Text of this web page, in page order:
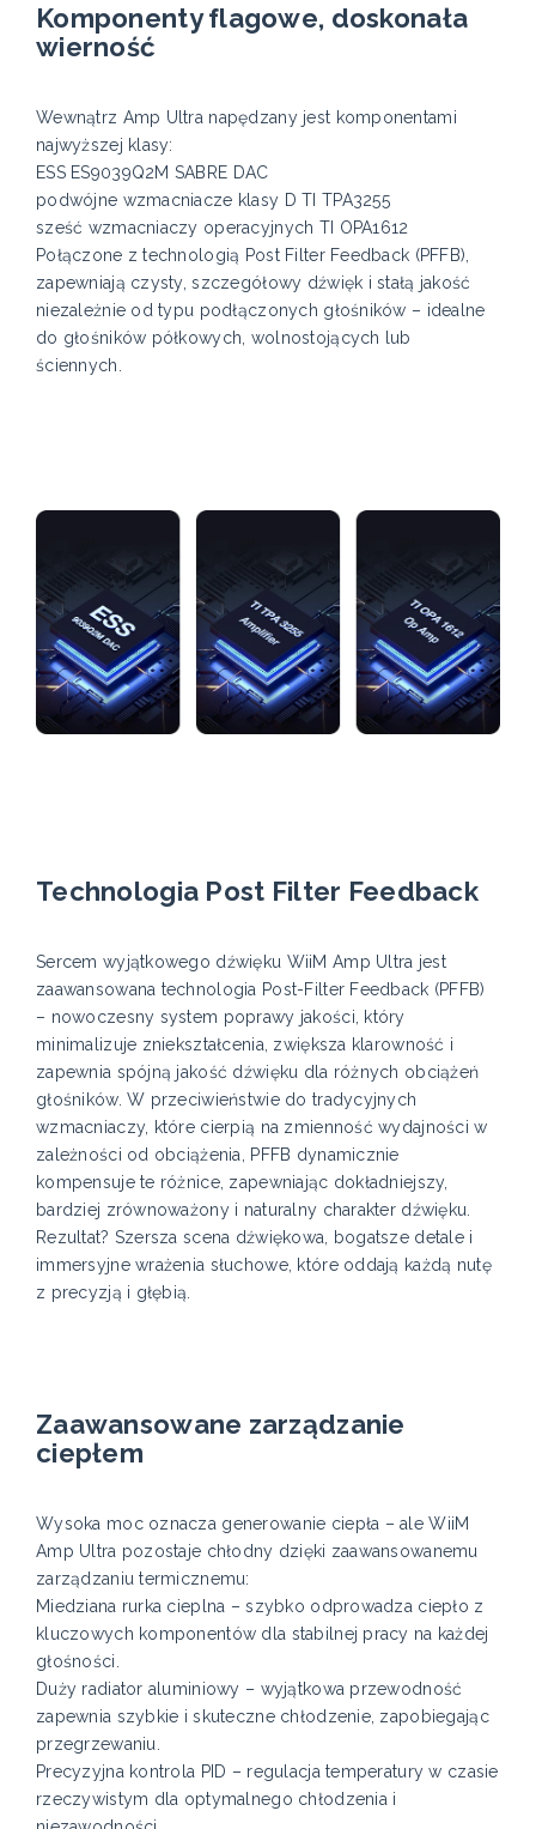
Komponenty flagowe, doskonała
wierność
Wewnątrz Amp Ultra napędzany jest komponentami
najwyższej klasy:
ESS ES9039Q2M SABRE DAC
podwójne wzmacniacze klasy D TI TPA3255
sześć wzmacniaczy operacyjnych TI OPA1612
Połączone z technologią Post Filter Feedback (PFFB),
zapewniają czysty, szczegółowy dźwięk i stałą jakość
niezależnie od typu podłączonych głośników – idealne
do głośników półkowych, wolnostojących lub
ściennych.
Technologia Post Filter Feedback
Sercem wyjątkowego dźwięku WiiM Amp Ultra jest
zaawansowana technologia Post-Filter Feedback (PFFB)
– nowoczesny system poprawy jakości, który
minimalizuje zniekształcenia, zwiększa klarowność i
zapewnia spójną jakość dźwięku dla różnych obciążeń
głośników. W przeciwieństwie do tradycyjnych
wzmacniaczy, które cierpią na zmienność wydajności w
zależności od obciążenia, PFFB dynamicznie
kompensuje te różnice, zapewniając dokładniejszy,
bardziej zrównoważony i naturalny charakter dźwięku.
Rezultat? Szersza scena dźwiękowa, bogatsze detale i
immersyjne wrażenia słuchowe, które oddają każdą nutę
z precyzją i głębią.
Zaawansowane zarządzanie
ciepłem
Wysoka moc oznacza generowanie ciepła – ale WiiM
Amp Ultra pozostaje chłodny dzięki zaawansowanemu
zarządzaniu termicznemu:
Miedziana rurka cieplna – szybko odprowadza ciepło z
kluczowych komponentów dla stabilnej pracy na każdej
głośności.
Duży radiator aluminiowy – wyjątkowa przewodność
zapewnia szybkie i skuteczne chłodzenie, zapobiegając
przegrzewaniu.
Precyzyjna kontrola PID – regulacja temperatury w czasie
rzeczywistym dla optymalnego chłodzenia i